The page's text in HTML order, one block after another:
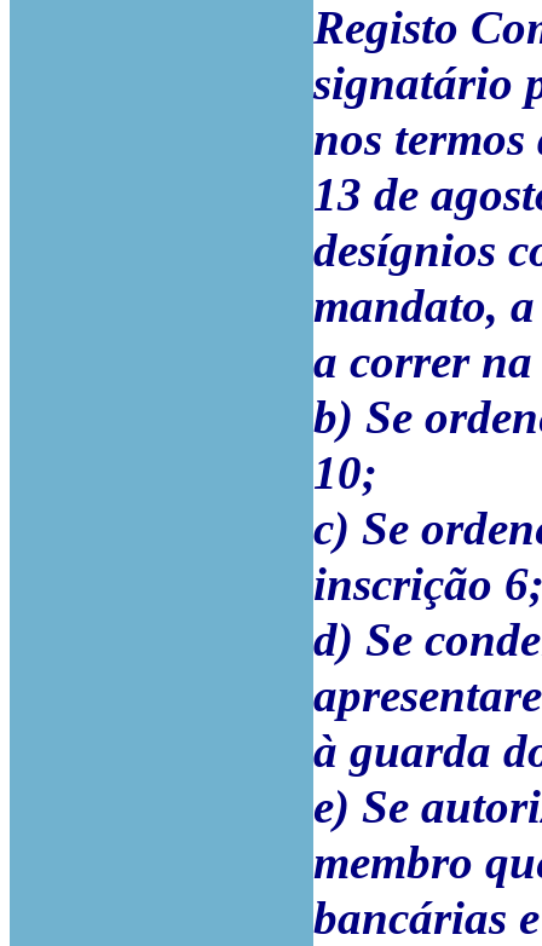
Registo
signatário
nos
13 de
desígnios
mandato,
a correr
b) Se
10;
c) Se
inscrição
d) Se
à guarda
e) Se
membro
bancárias